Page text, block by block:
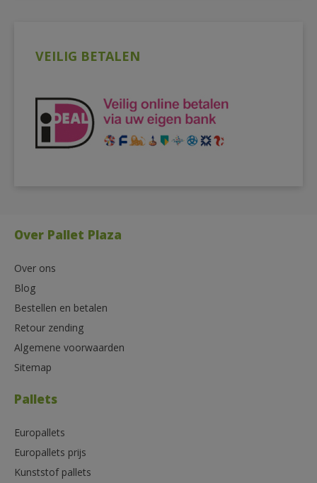
VEILIG BETALEN
Over Pallet Plaza
Over ons
Blog
Bestellen en betalen
Retour zending
Algemene voorwaarden
Sitemap
Pallets
Europallets
Europallets prijs
Kunststof pallets